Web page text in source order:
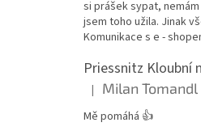
si prášek sypat,
jsem toho užila. Jinak
Komunikace s e -
Hodnocení produktu je
| Milan Tomandl
Mě pomáhá 👍